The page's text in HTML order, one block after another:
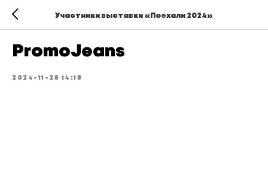
Участники выставки «Поехали 2024»
PromoJeans
2024-11-28 14:18